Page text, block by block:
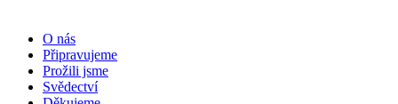
O nás
Připravujeme
Prožili jsme
Svědectví